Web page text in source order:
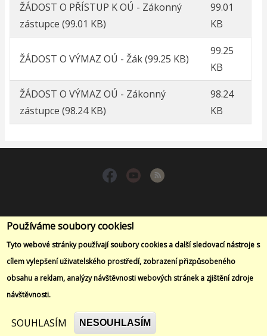
ŽÁDOST O PŘÍSTUP K OÚ - Zákonný
zástupce (99.01 KB)
99.01
KB
ŽÁDOST O VÝMAZ OÚ - Žák(99.25 KB)
99.25
KB
ŽÁDOST O VÝMAZ OÚ - Zákonný
zástupce (98.24 KB)
98.24
KB
Menu
patičky
Kontakt Prohlášení o přístupnosti
Hledat
Copyright 2024 - ZŠ Šluknovská Česká Lípa - All Rights
Reserved
Používáme soubory cookies!
Tyto webové stránky používají soubory cookies a další sledovací nástroje s
cílem vylepšení uživatelského prostředí, zobrazení přizpůsobeného
obsahu a reklam, analýzy návštěvnosti webových stránek a zjištění zdroje
návštěvnosti.
SOUHLASÍM NESOUHLASÍM